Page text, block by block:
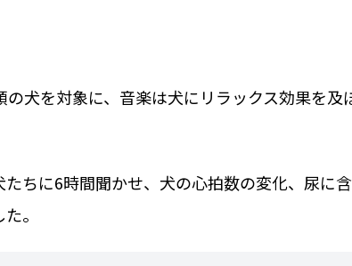
犬を対象に、音楽は犬にリラックス効果を及
ちに6時間聞かせ、犬の心拍数の変化、尿に
。